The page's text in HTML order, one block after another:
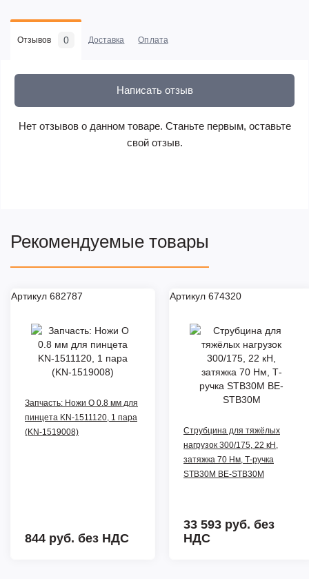
Отзывов 0 Доставка Оплата
Написать отзыв
Нет отзывов о данном товаре. Станьте первым, оставьте
свой отзыв.
Рекомендуемые товары
Артикул 682787
Запчасть: Ножи O 0.8 мм для
пинцета KN-1511120, 1 пара
(KN-1519008)
844 руб. без НДС
Артикул 674320
Струбцина для тяжёлых
нагрузок 300/175, 22 кН,
затяжка 70 Нм, Т-ручка
STB30M BE-STB30M
33 593 руб. без
НДС